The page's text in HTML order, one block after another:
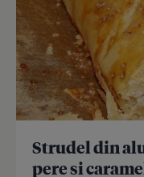
Strudel din
pere si